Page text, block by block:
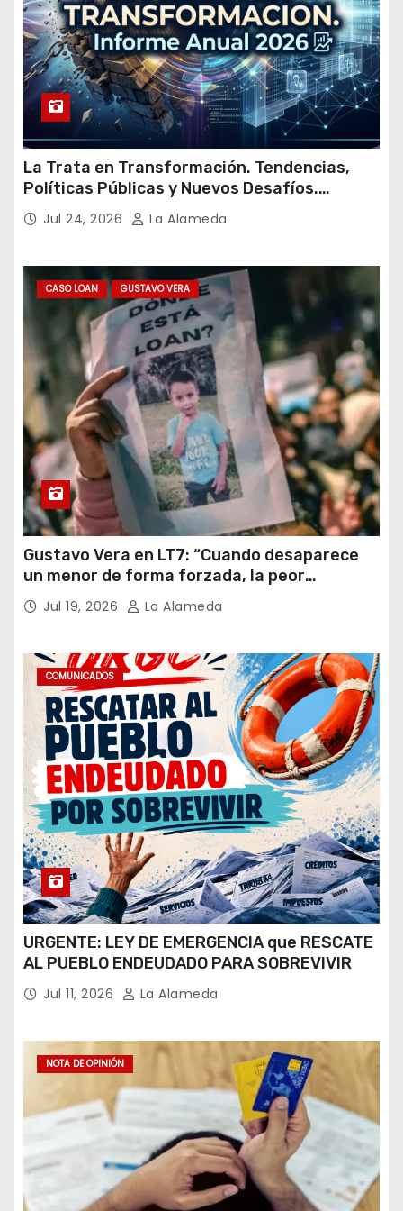
La Trata en Transformación. Tendencias,
Políticas Públicas y Nuevos Desafíos.
Argentina y el Mundo – Julio 2026
Jul 24, 2026 La Alameda
CASO LOAN GUSTAVO VERA
Gustavo Vera en LT7: “Cuando desaparece
un menor de forma forzada, la peor
hipótesis es trata, y así debe seguir
caratulado el caso Loan”
Jul 19, 2026 La Alameda
COMUNICADOS
URGENTE: LEY DE EMERGENCIA que RESCATE
AL PUEBLO ENDEUDADO PARA SOBREVIVIR
Jul 11, 2026 La Alameda
NOTA DE OPINIÓN